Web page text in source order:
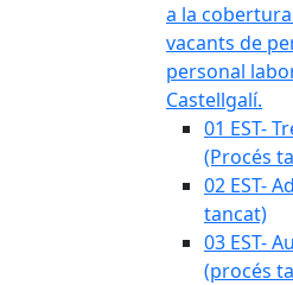
a la
vacants de
personal
Castellgalí.
01 EST-
(Procés
02 EST-
tancat)
03 EST-
(procés